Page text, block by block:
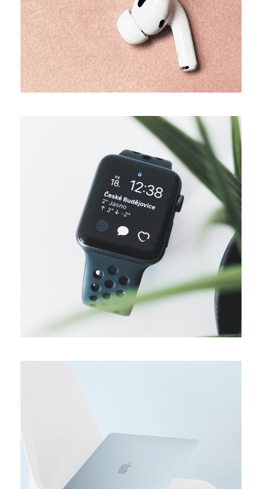
DESIGN
Business ideas
ORIGINAL
Usability test